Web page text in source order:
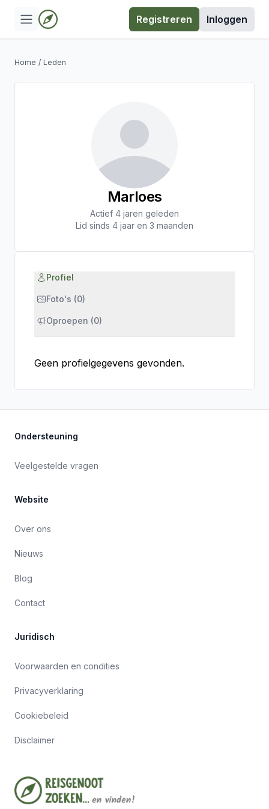
Registreren Inloggen
Home / Leden
Marloes
Actief 4 jaren geleden
Lid sinds 4 jaar en 3 maanden
Profiel
Foto's (0)
Oproepen (0)
Geen profielgegevens gevonden.
Ondersteuning
Veelgestelde vragen
Website
Over ons
Nieuws
Blog
Contact
Juridisch
Voorwaarden en condities
Privacyverklaring
Cookiebeleid
Disclaimer